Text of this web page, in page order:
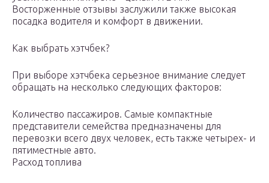
Восторженные отзывы заслужили также высокая
посадка водителя и комфорт в движении.
Как выбрать хэтчбек?
При выборе хэтчбека серьезное внимание следует
обращать на несколько следующих факторов:
Количество пассажиров. Самые компактные
представители семейства предназначены для
перевозки всего двух человек, есть также четырех- и
пятиместные авто.
Расход топлива